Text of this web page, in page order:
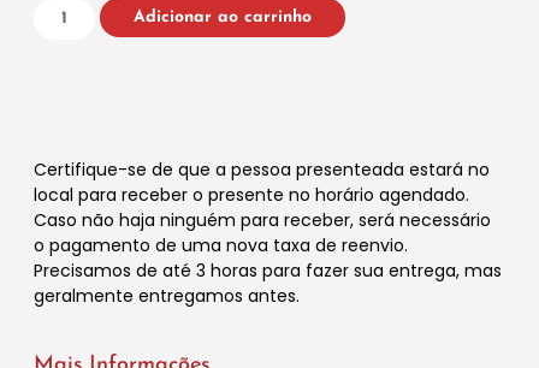
Adicionar ao carrinho
Certifique-se de que a pessoa presenteada estará no
local para receber o presente no horário agendado.
Caso não haja ninguém para receber, será necessário
o pagamento de uma nova taxa de reenvio.
Precisamos de até 3 horas para fazer sua entrega, mas
geralmente entregamos antes.